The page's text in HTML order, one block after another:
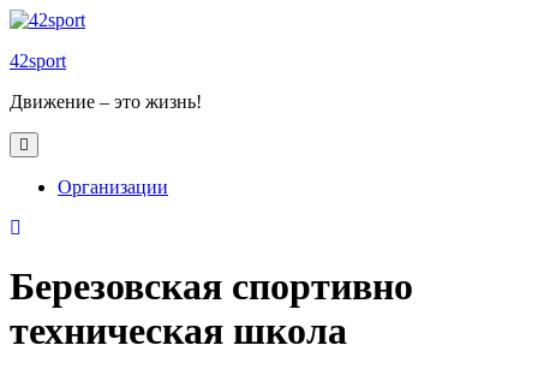
Skip
content
42sport
Движение – это жизнь!
Button
Организации
Березовская спортивно
техническая школа